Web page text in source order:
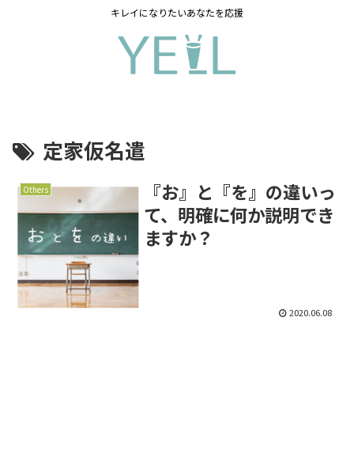
キレイになりたいあなたを応援
定家仮名遣
Others
『お』と『を』の違いっ
て、明確に何か説明でき
ますか？
2020.06.08